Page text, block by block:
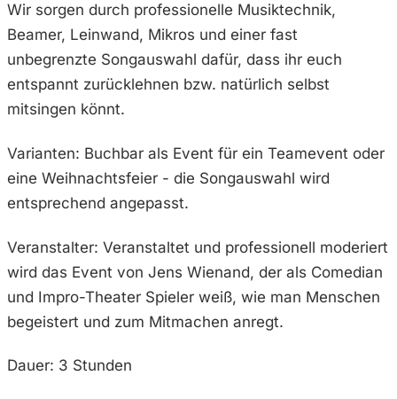
Wir sorgen durch professionelle Musiktechnik,
Beamer, Leinwand, Mikros und einer fast
unbegrenzte Songauswahl dafür, dass ihr euch
entspannt zurücklehnen bzw. natürlich selbst
mitsingen könnt.
Varianten: Buchbar als Event für ein Teamevent oder
eine Weihnachtsfeier - die Songauswahl wird
entsprechend angepasst.
Veranstalter: Veranstaltet und professionell moderiert
wird das Event von Jens Wienand, der als Comedian
und Impro-Theater Spieler weiß, wie man Menschen
begeistert und zum Mitmachen anregt.
Dauer: 3 Stunden